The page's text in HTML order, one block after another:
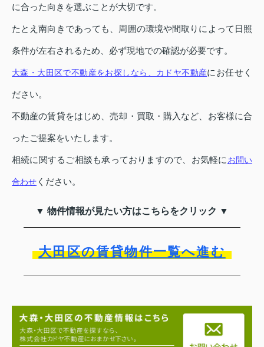
に合った向きを選ぶことが大切です。
たとえ南向きであっても、周囲の環境や間取りによって日照
条件が左右されるため、必ず現地での確認が必要です。
大森・大田区で不動産をお探しなら、カドヤ不動産にお任せく
ださい。
不動産の賃貸をはじめ、売却・買取・購入など、お客様に合
ったご提案をいたします。
相続に関するご相談も承っておりますので、お気軽に お問い
合わせ ください。
▼ 物件情報が見たい方はこちらをクリック ▼
大田区の賃貸物件一覧へ進む